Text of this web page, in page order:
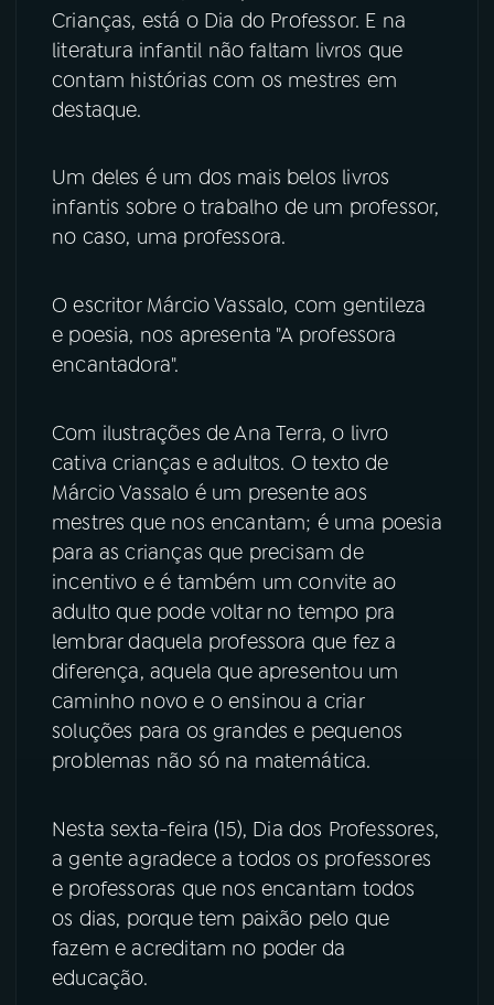
YouTube Facebook
Instagram
Crianças, está o Dia do Professor. E na
literatura infantil não faltam livros que
contam histórias com os mestres em
destaque.
Um deles é um dos mais belos livros
infantis sobre o trabalho de um professor,
no caso, uma professora.
O escritor Márcio Vassalo, com gentileza
e poesia, nos apresenta "A professora
encantadora".
Com ilustrações de Ana Terra, o livro
cativa crianças e adultos. O texto de
Márcio Vassalo é um presente aos
mestres que nos encantam; é uma poesia
para as crianças que precisam de
incentivo e é também um convite ao
adulto que pode voltar no tempo pra
lembrar daquela professora que fez a
diferença, aquela que apresentou um
caminho novo e o ensinou a criar
soluções para os grandes e pequenos
problemas não só na matemática.
Nesta sexta-feira (15), Dia dos Professores,
a gente agradece a todos os professores
e professoras que nos encantam todos
os dias, porque tem paixão pelo que
fazem e acreditam no poder da
educação.